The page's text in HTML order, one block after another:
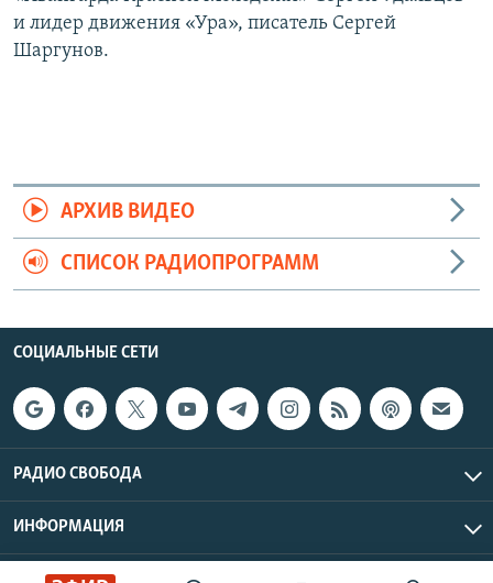
и лидер движения «Ура», писатель Сергей
Шаргунов.
АРХИВ ВИДЕО
СПИСОК РАДИОПРОГРАММ
СОЦИАЛЬНЫЕ СЕТИ
РАДИО СВОБОДА
ИНФОРМАЦИЯ